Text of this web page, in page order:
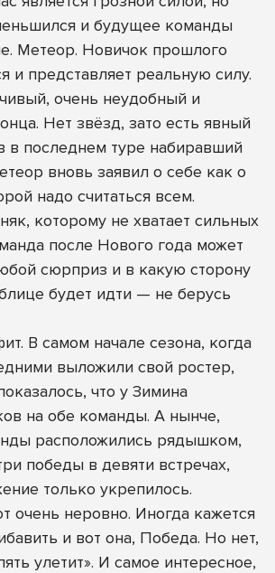
и будущее команды
Метеор. Новичок прошлого
и представляет реальную силу.
очень неудобный и
Нет звёзд, зато есть явный
в последнем туре набиравший
вновь заявил о себе как о
надо считаться всем.
которому не хватает сильных
после Нового года может
сюрприз и в какую сторону
будет идти — не берусь
В самом начале сезона, когда
выложили свой ростер,
что у Зимина
на обе команды. А нынче,
расположились рядышком,
победы в девяти встречах,
только укрепилось.
очень неровно. Иногда кажется
и вот она, Победа. Но нет,
улетит». И самое интересное,